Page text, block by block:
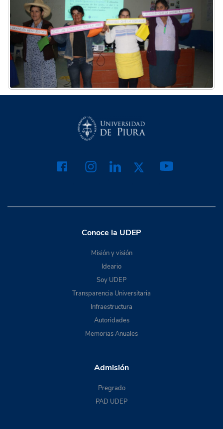
Conoce la UDEP
Misión y visión
Ideario
Soy UDEP
Transparencia Universitaria
Infraestructura
Autoridades
Memorias Anuales
Admisión
Pregrado
PAD UDEP